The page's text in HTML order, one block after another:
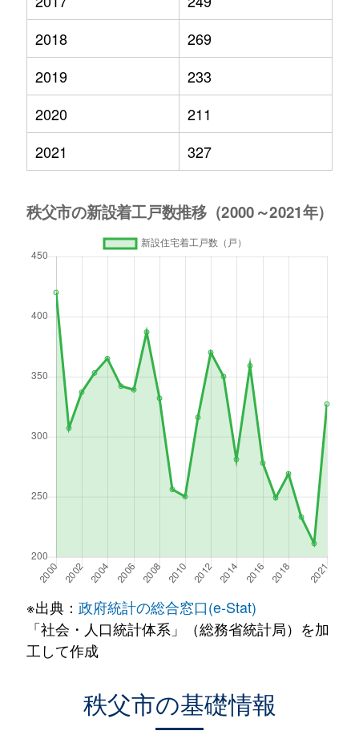
2018
269
2019
233
2020
211
2021
327
※出典： 政府統計の総合窓口(e-Stat)
「社会・人口統計体系」（総務省統計局）を加
工して作成
秩父市の基礎情報